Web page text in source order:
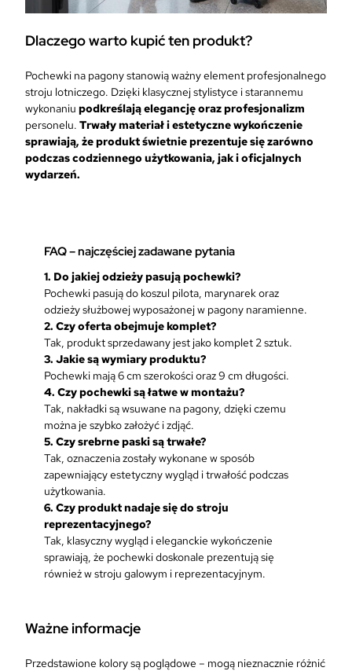
Dlaczego warto kupić ten produkt?
Pochewki na pagony stanowią ważny element profesjonalnego
stroju lotniczego. Dzięki klasycznej stylistyce i starannemu
wykonaniu podkreślają elegancję oraz profesjonalizm
personelu. Trwały materiał i estetyczne wykończenie
sprawiają, że produkt świetnie prezentuje się zarówno
podczas codziennego użytkowania, jak i oficjalnych
wydarzeń.
FAQ – najczęściej zadawane pytania
1. Do jakiej odzieży pasują pochewki?
Pochewki pasują do koszul pilota, marynarek oraz
odzieży służbowej wyposażonej w pagony naramienne.
2. Czy oferta obejmuje komplet?
Tak, produkt sprzedawany jest jako komplet 2 sztuk.
3. Jakie są wymiary produktu?
Pochewki mają 6 cm szerokości oraz 9 cm długości.
4. Czy pochewki są łatwe w montażu?
Tak, nakładki są wsuwane na pagony, dzięki czemu
można je szybko założyć i zdjąć.
5. Czy srebrne paski są trwałe?
Tak, oznaczenia zostały wykonane w sposób
zapewniający estetyczny wygląd i trwałość podczas
użytkowania.
6. Czy produkt nadaje się do stroju
reprezentacyjnego?
Tak, klasyczny wygląd i eleganckie wykończenie
sprawiają, że pochewki doskonale prezentują się
również w stroju galowym i reprezentacyjnym.
Ważne informacje
Przedstawione kolory są poglądowe – mogą nieznacznie różnić